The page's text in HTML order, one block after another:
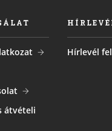
átvételi
Hírlevél